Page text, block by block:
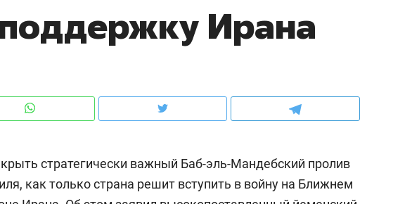
Ирана
стратегически важный Баб-эль-Мандебский пролив
как только страна решит вступить в войну на Ближнем
школьной формы о контрафакте,
налогах и развитии без кредитов
чем интересен Оман?